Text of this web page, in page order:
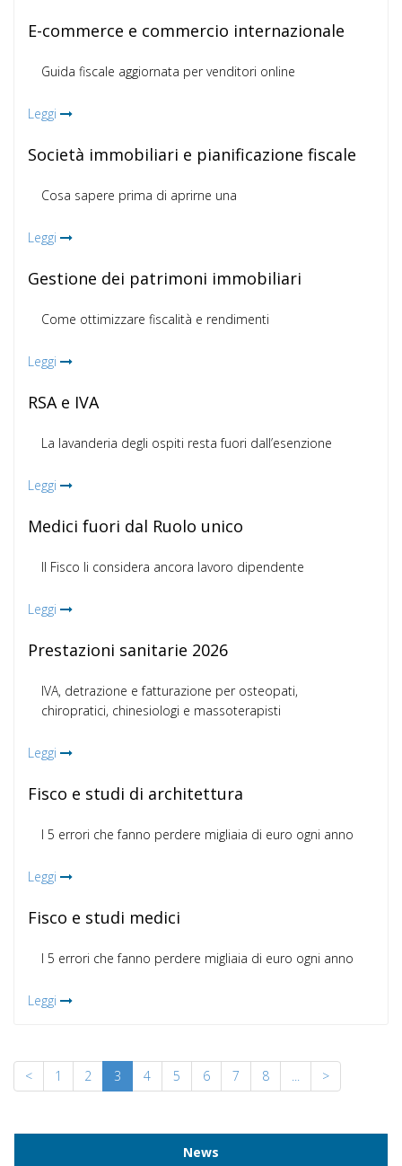
E-commerce e commercio internazionale
Guida fiscale aggiornata per venditori online
Leggi
Società immobiliari e pianificazione fiscale
Cosa sapere prima di aprirne una
Leggi
Gestione dei patrimoni immobiliari
Come ottimizzare fiscalità e rendimenti
Leggi
RSA e IVA
La lavanderia degli ospiti resta fuori dall’esenzione
Leggi
Medici fuori dal Ruolo unico
Il Fisco li considera ancora lavoro dipendente
Leggi
Prestazioni sanitarie 2026
IVA, detrazione e fatturazione per osteopati,
chiropratici, chinesiologi e massoterapisti
Leggi
Fisco e studi di architettura
I 5 errori che fanno perdere migliaia di euro ogni anno
Leggi
Fisco e studi medici
I 5 errori che fanno perdere migliaia di euro ogni anno
Leggi
< 1 2 3 4 5 6 7 8 ... >
News